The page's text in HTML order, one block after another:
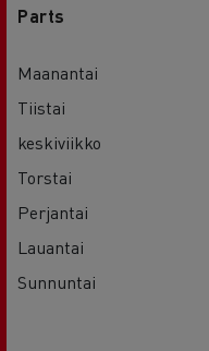
Parts
Maanantai
Tiistai
keskiviikko
Torstai
Perjantai
Lauantai
Sunnuntai